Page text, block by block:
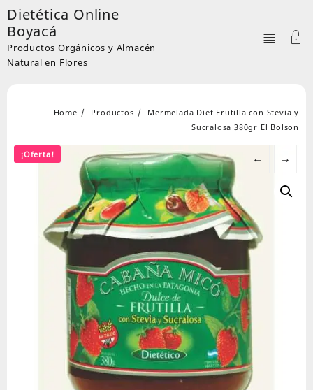
Skip
to
content
Dietética Online
Boyacá
Productos Orgánicos y Almacén
Natural en Flores
Home Productos
Mermelada Diet Frutilla con Stevia y
Sucralosa 380gr El Bolson
¡Oferta! ← →